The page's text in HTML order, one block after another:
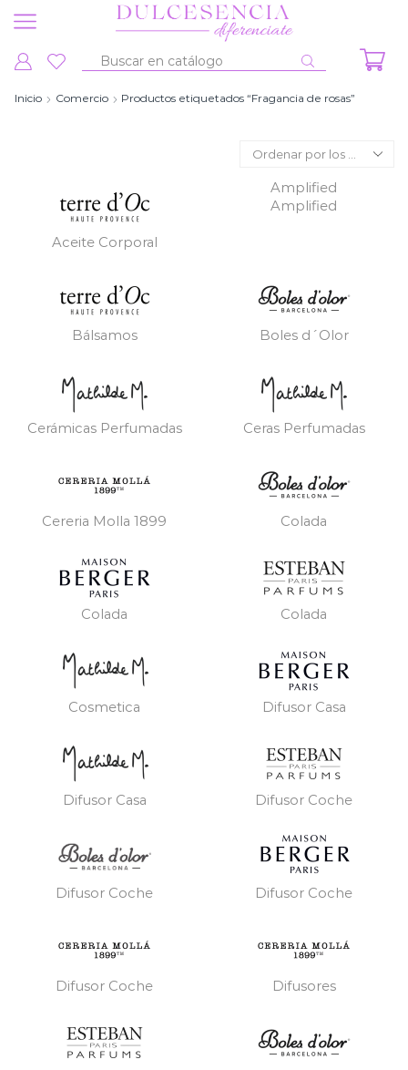
Entrada
búsqueda
Inicio Comercio Productos etiquetados “Fragancia de rosas”
Aceite Corporal
Amplified
Amplified
Bálsamos Boles d´Olor
Cerámicas Perfumadas Ceras Perfumadas
Cereria Molla 1899 Colada
Colada Colada
Cosmetica Difusor Casa
Difusor Casa Difusor Coche
Difusor Coche Difusor Coche
Difusor Coche Difusores